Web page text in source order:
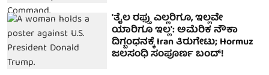
'ತೈಲ ರಫ್ತು ಎಲ್ಲರಿಗೂ, ಇಲ್ಲವೇ
ಯಾರಿಗೂ ಇಲ್ಲ': ಅಮೆರಿಕ ನೌಕಾ
ದಿಗ್ಬಂಧನಕ್ಕೆ Iran ತಿರುಗೇಟು; Hormuz
ಜಲಸಂಧಿ ಸಂಪೂರ್ಣ ಬಂದ್!